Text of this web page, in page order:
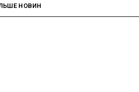
НОВИН